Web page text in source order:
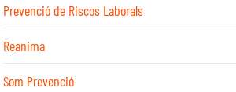
Prevenció de Riscos Laborals
Reanima
Som Prevenció